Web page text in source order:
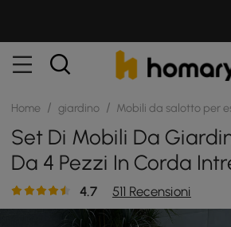
Home / giardino / Mobili da salotto per
Set Di Mobili Da
Da 4 Pezzi In Corda
Tavolino Da Caffè E
Grigio
4.7 511 Recensioni